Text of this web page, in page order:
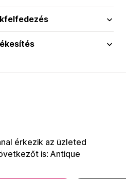
érkezik az üzleted
is: Antique